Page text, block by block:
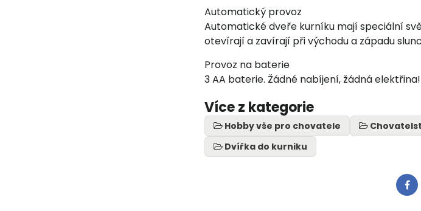
Automatický provoz
Automatické dveře kurníku mají speciální
otevírají a zavírají při východu a západu
Provoz na baterie
3 AA baterie. Žádné nabíjení, žádná elektřina!
Více z kategorie
Hobby vše pro chovatele
Dvířka do kurniku